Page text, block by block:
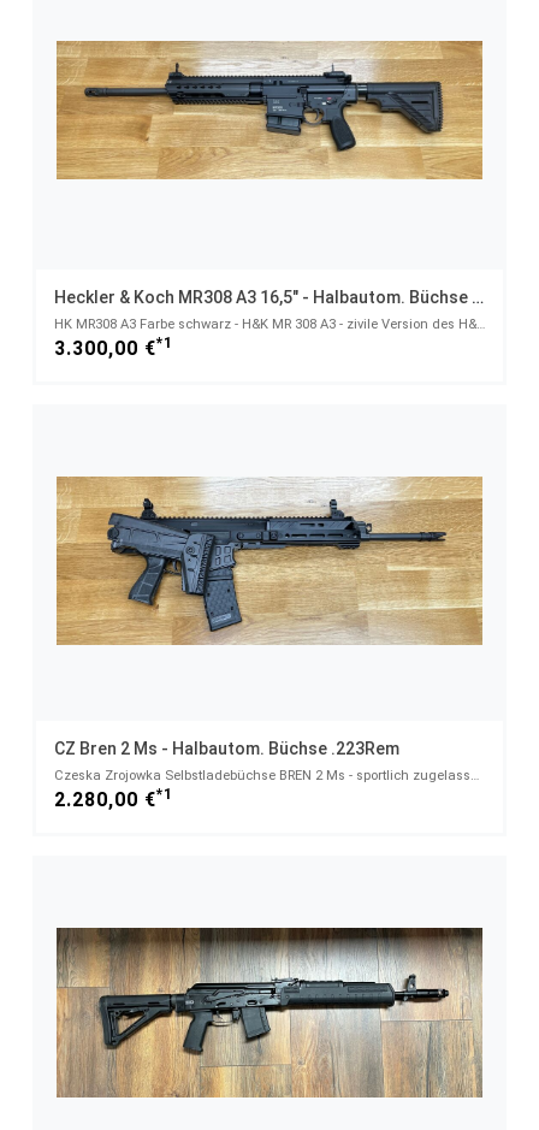
Heckler & Koch MR308 A3 16,5" - Halbautom. Büchse .308 Win.
HK MR308 A3 Farbe schwarz - H&K MR 308 A3 - zivile Version des H&K 417 - .308 Win
3.300,00 €*1
CZ Bren 2 Ms - Halbautom. Büchse .223Rem
Czeska Zrojowka Selbstladebüchse BREN 2 Ms - sportlich zugelassen! nimmt Magazine Typ AR15 auf! - .2
2.280,00 €*1